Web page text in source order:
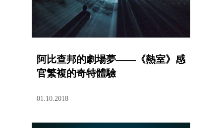
阿比查邦的劇場夢——《熱室》感
官繁複的奇特體驗
01.10.2018